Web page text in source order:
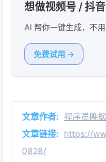
想做视频号 / 抖音
AI 帮你一键生成，不
免费试用 →
文章作者: 程序员晚
文章链接: https://
0828/